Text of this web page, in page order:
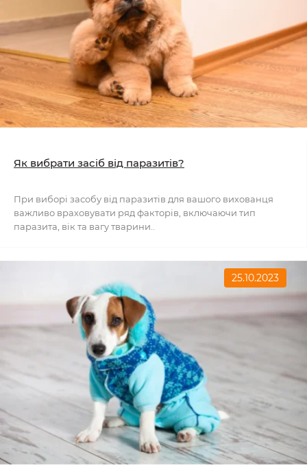
Як вибрати засіб від паразитів?
При виборі засобу від паразитів для вашого вихованця
важливо враховувати ряд факторів, включаючи тип
паразита, вік та вагу тварини..
25.10.2023